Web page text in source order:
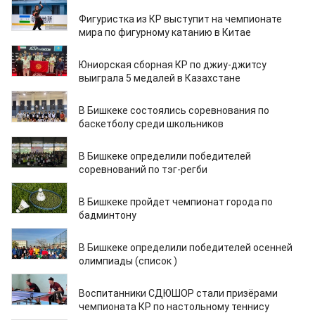
26.02.2024
Фигуристка из КР выступит на чемпионате
мира по фигурному катанию в Китае
20.02.2024
Юниорская сборная КР по джиу-джитсу
выиграла 5 медалей в Казахстане
21.11.2023
В Бишкеке состоялись соревнования по
баскетболу среди школьников
20.11.2023
В Бишкеке определили победителей
соревнований по тэг-регби
17.11.2023
В Бишкеке пройдет чемпионат города по
бадминтону
16.11.2023
В Бишкеке определили победителей осенней
олимпиады (список )
31.10.2023
Воспитанники СДЮШОР стали призёрами
чемпионата КР по настольному теннису